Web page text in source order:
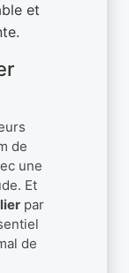
et
de
une
Et
par
de